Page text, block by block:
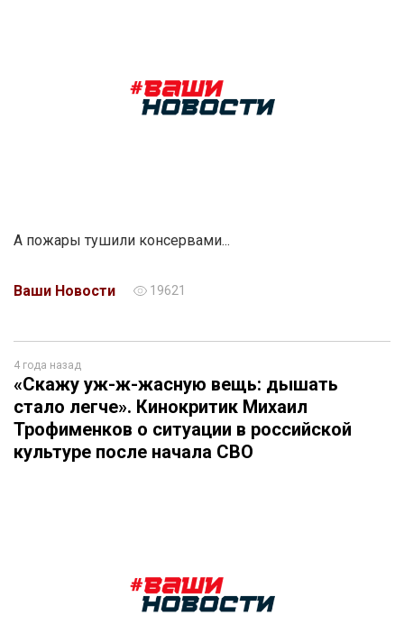
А пожары тушили консервами...
Ваши Новости 19621
4 года назад
«Скажу уж-ж-жасную вещь: дышать
стало легче». Кинокритик Михаил
Трофименков о ситуации в российской
культуре после начала СВО